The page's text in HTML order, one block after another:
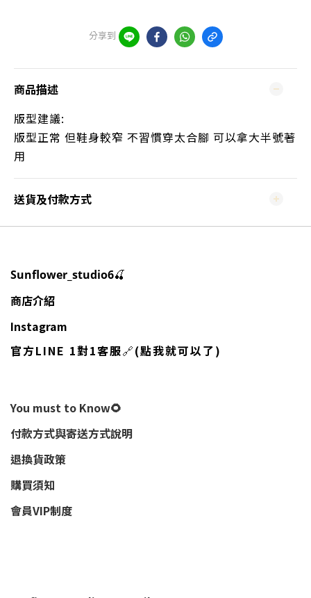
分享到
商品描述
版型建議:
版型正常 但鞋身較窄 不習慣穿太合腳 可以拿大半號著
用
送貨及付款方式
Sunflower_studio6🍒
商店介紹
Instagram
官方LINE 1對1客服🔗(點我就可以了)
You must to Know🌻
付款方式與寄送方式說明
退換貨政策
購買須知
會員VIP制度